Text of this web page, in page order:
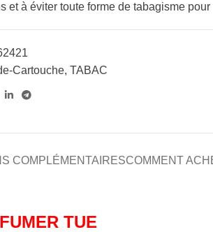
et à éviter toute forme de tabagisme
Cartouche, TABAC
COMPLÉMENTAIRESCOMMENT
FUMER TUE